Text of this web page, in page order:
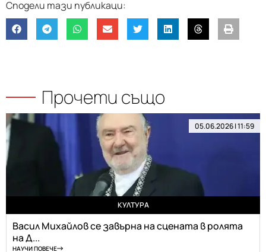
Прочети също
05.06.2026 | 11:59
КУЛТУРА
Васил Михайлов се завърна на сцената в ролята
на Д...
НАУЧИ ПОВЕЧЕ